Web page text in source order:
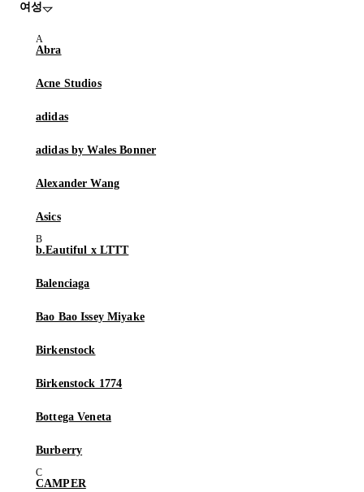
여성
Abra
Acne Studios
adidas
adidas by Wales Bonner
Alexander Wang
Asics
b.Eautiful x LTTT
Balenciaga
Bao Bao Issey Miyake
Birkenstock
Birkenstock 1774
Bottega Veneta
Burberry
CAMPER